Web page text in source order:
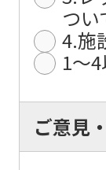
つい
4.施
1〜
ご意見